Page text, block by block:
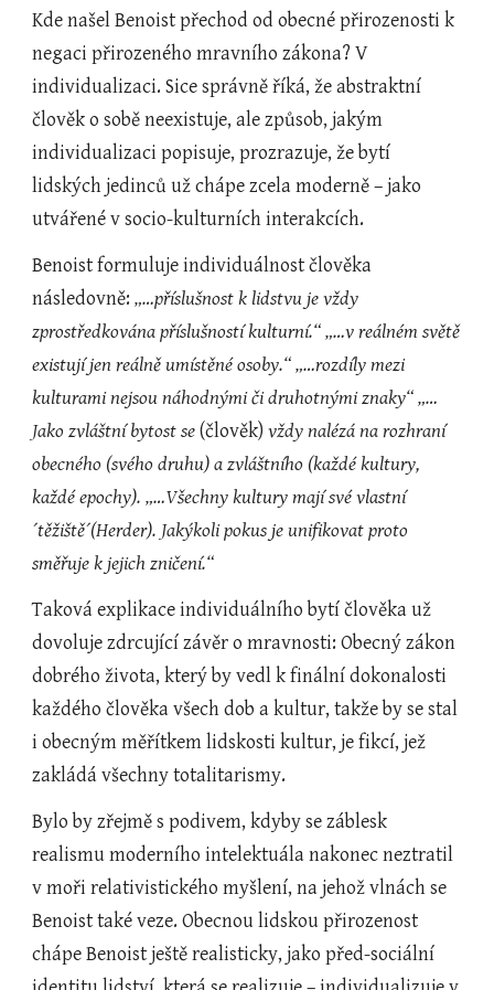
Kde našel Benoist přechod od obecné přirozenosti k
negaci přirozeného mravního zákona? V
individualizaci. Sice správně říká, že abstraktní
člověk o sobě neexistuje, ale způsob, jakým
individualizaci popisuje, prozrazuje, že bytí
lidských jedinců už chápe zcela moderně – jako
utvářené v socio-kulturních interakcích.
Benoist formuluje individuálnost člověka
následovně: „…příslušnost k lidstvu je vždy
zprostředkována příslušností kulturní.“ „…v reálném světě
existují jen reálně umístěné osoby.“ „…rozdíly mezi
kulturami nejsou náhodnými či druhotnými znaky“ „…
Jako zvláštní bytost se (člověk) vždy nalézá na rozhraní
obecného (svého druhu) a zvláštního (každé kultury,
každé epochy). „…Všechny kultury mají své vlastní
´těžiště´(Herder). Jakýkoli pokus je unifikovat proto
směřuje k jejich zničení.“
Taková explikace individuálního bytí člověka už
dovoluje zdrcující závěr o mravnosti: Obecný zákon
dobrého života, který by vedl k finální dokonalosti
každého člověka všech dob a kultur, takže by se stal
i obecným měřítkem lidskosti kultur, je fikcí, jež
zakládá všechny totalitarismy.
Bylo by zřejmě s podivem, kdyby se záblesk
realismu moderního intelektuála nakonec neztratil
v moři relativistického myšlení, na jehož vlnách se
Benoist také veze. Obecnou lidskou přirozenost
chápe Benoist ještě realisticky, jako před-sociální